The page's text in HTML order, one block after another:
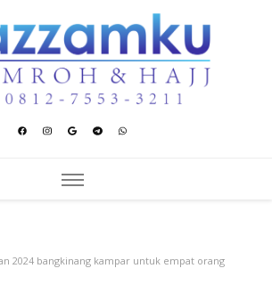
Umroh dan Hajj
2024 bangkinang kampar untuk empat orang